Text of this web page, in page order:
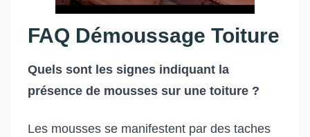
FAQ Démoussage Toiture
Quels sont les signes indiquant la
présence de mousses sur une toiture ?
Les mousses se manifestent par des taches